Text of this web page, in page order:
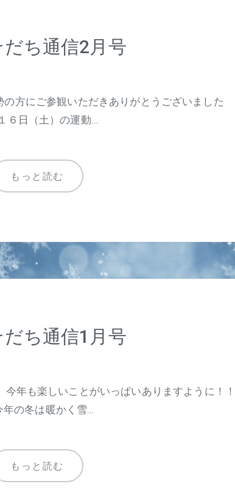
だち通信2月号
方にご参観いただきありがとうございました
６日（土）の運動…
もっと読む
だち通信1月号
年も楽しいことがいっぱいありますように！！
の冬は暖かく雪…
もっと読む